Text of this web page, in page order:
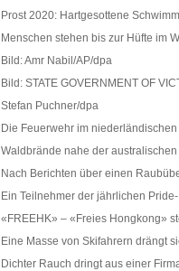
Prost 2020: Hartgesottene
Menschen stehen bis zur Hüfte im
Bild: Amr Nabil/AP/dpa
Bild: STATE GOVERNMENT OF
Stefan Puchner/dpa
Die Feuerwehr im
Waldbrände nahe der
Nach Berichten über einen
Ein Teilnehmer der jährlichen
«FREEHK» – «Freies Hongkong»
Eine Masse von Skifahrern drängt
Dichter Rauch dringt aus einer